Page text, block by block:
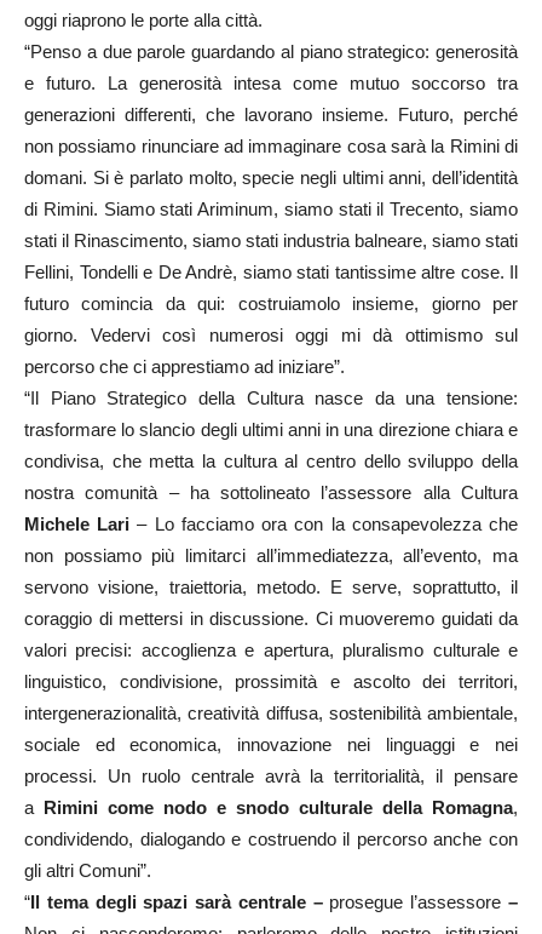
oggi riaprono le porte alla città.
“Penso a due parole guardando al piano strategico: generosità
e futuro. La generosità intesa come mutuo soccorso tra
generazioni differenti, che lavorano insieme. Futuro, perché
non possiamo rinunciare ad immaginare cosa sarà la Rimini di
domani. Si è parlato molto, specie negli ultimi anni, dell’identità
di Rimini. Siamo stati Ariminum, siamo stati il Trecento, siamo
stati il Rinascimento, siamo stati industria balneare, siamo stati
Fellini, Tondelli e De Andrè, siamo stati tantissime altre cose. Il
futuro comincia da qui: costruiamolo insieme, giorno per
giorno. Vedervi così numerosi oggi mi dà ottimismo sul
percorso che ci apprestiamo ad iniziare”.
“Il Piano Strategico della Cultura nasce da una tensione:
trasformare lo slancio degli ultimi anni in una direzione chiara e
condivisa, che metta la cultura al centro dello sviluppo della
nostra comunità – ha sottolineato l’assessore alla Cultura
Michele Lari – Lo facciamo ora con la consapevolezza che
non possiamo più limitarci all’immediatezza, all’evento, ma
servono visione, traiettoria, metodo. E serve, soprattutto, il
coraggio di mettersi in discussione. Ci muoveremo guidati da
valori precisi: accoglienza e apertura, pluralismo culturale e
linguistico, condivisione, prossimità e ascolto dei territori,
intergenerazionalità, creatività diffusa, sostenibilità ambientale,
sociale ed economica, innovazione nei linguaggi e nei
processi. Un ruolo centrale avrà la territorialità, il pensare
a Rimini come nodo e snodo culturale della Romagna,
condividendo, dialogando e costruendo il percorso anche con
gli altri Comuni”.
“Il tema degli spazi sarà centrale – prosegue l’assessore –